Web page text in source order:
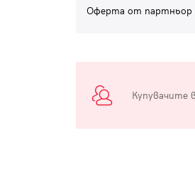
Оферта от партньор
Купувачите